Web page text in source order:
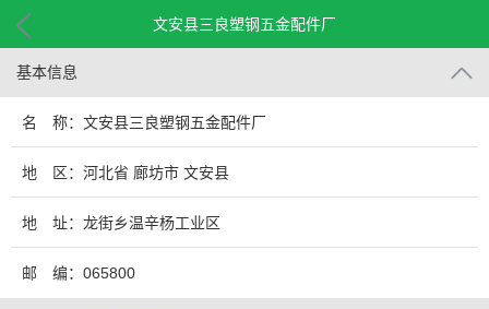
文安县三良塑钢五金配件厂
基本信息
名 称：文安县三良塑钢五金配件厂
地 区：河北省 廊坊市 文安县
地 址：龙街乡温辛杨工业区
邮 编：065800